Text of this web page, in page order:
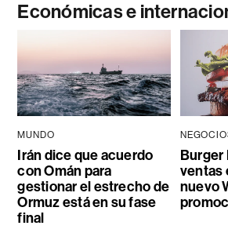
Económicas e
MUNDO
Irán dice que acuerdo
con Omán para
gestionar el estrecho de
Ormuz está en su fase
final
Burger
ventas
nuevo